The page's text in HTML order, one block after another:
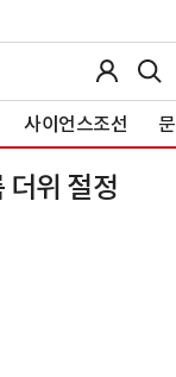
사이언스조선
더위 절정